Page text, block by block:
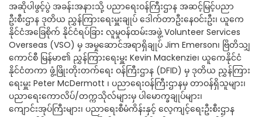
အဆိုပါဖွင့်ပွဲ အခန်းအနားသို့ ပညာရေးဝန်ကြီးဌာန အဆင့်မြင့်ပညာ
ဦးစီးဌာန ဒုတိယ ညွှန်ကြားရေးမှူးချုပ် ဒေါက်တာဦးနေဝင်းဦး၊ ယူကေ
နိုင်ငံအခြေစိုက် နိုင်ငံရပ်ခြား လူမှုဝန်ထမ်းအဖွဲ့ Volunteer Services
Overseas (VSO) မှ အမှုဆောင်အရာရှိချုပ် Jim Emerson၊ ဗြိတိသျှ
ကောင်စီ မြန်မာ၏ ညွှန်ကြားရေးမှူး Kevin Mackenzie၊ ယူကေနိုင်ငံ
နိုင်ငံတကာ ဖွံ့ဖြိုးတိုးတက်ရေး ဝန်ကြီးဌာန (DFID) မှ ဒုတိယ ညွှန်ကြား
ရေးမှူး Peter McDermott ၊ ပညာရေးဝန်ကြီးဌာနမှ တာဝန်ရှိသူများ၊
ပညာရေးကောလိပ်/တက္ကသိုလ်များမှ ပါမောက္ခချုပ်များ၊
ကျောင်းအုပ်ကြီးများ၊ ပညာရေးစီမံကိန်းနှင့် လေ့ကျင့်ရေးဦးစီးဌာန